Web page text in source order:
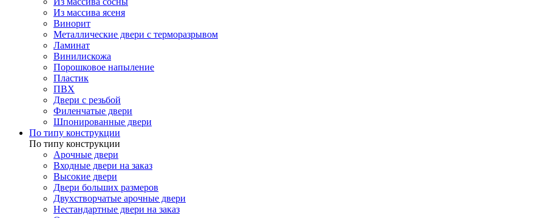
Из массива ясеня
Винорит
Металлические двери с терморазрывом
Ламинат
Винилискожа
Порошковое напыление
Пластик
ПВХ
Двери с резьбой
Филенчатые двери
Шпонированные двери
По типу конструкции
По типу конструкции
Арочные двери
Входные двери на заказ
Высокие двери
Двери больших размеров
Двухстворчатые арочные двери
Нестандартные двери на заказ